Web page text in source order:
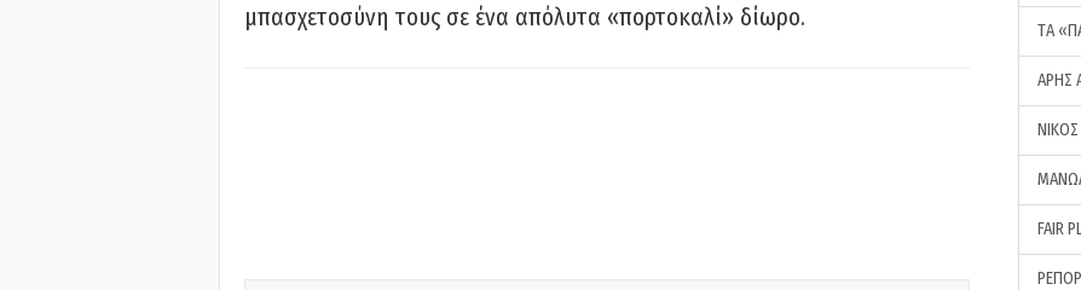
μπασχετοσύνη τους σε ένα απόλυτα «πορτοκαλί» δίωρο.
ΤA
ΑΡΗΣ
FAIR